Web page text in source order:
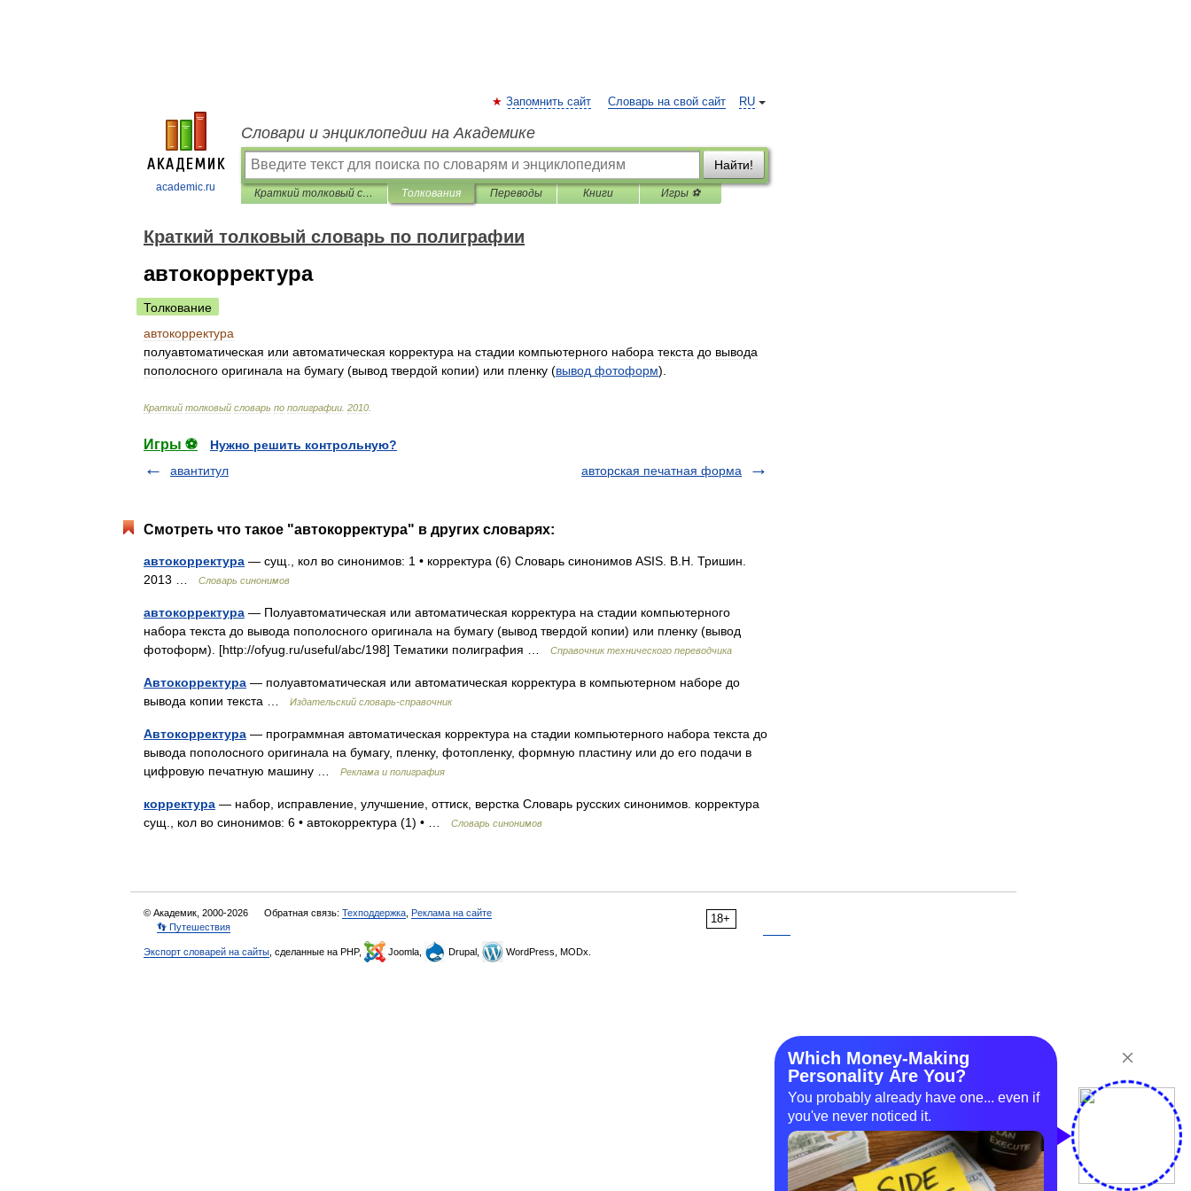
academic.ru
RU
Запомнить сайт Словарь на свой сайт
Словари и энциклопедии на Академике
Найти!
Краткий толковый словарь по полиграфии Толкования Переводы Книги Игры ⚽
Краткий толковый словарь по полиграфии
автокорректура
Толкование
автокорректура
полуавтоматическая или автоматическая корректура на стадии компьютерного набора текста до вывода
пополосного оригинала на бумагу (вывод твердой копии) или пленку (вывод фотоформ).
Краткий толковый словарь по полиграфии 2010
Игры ⚽
Нужно решить контрольную?
авантитул
авторская печатная форма
Смотреть что такое "автокорректура" в других словарях:
автокорректура — сущ., кол во синонимов: 1 • корректура (6) Словарь синонимов ASIS. В.Н. Тришин.
2013 …
Словарь синонимов
автокорректура — Полуавтоматическая или автоматическая корректура на стадии компьютерного
набора текста до вывода пополосного оригинала на бумагу (вывод твердой копии) или пленку (вывод
фотоформ). [http://ofyug.ru/useful/abc/198] Тематики полиграфия …
Справочник технического переводчика
Автокорректура — полуавтоматическая или автоматическая корректура в компьютерном наборе до
вывода копии текста …
Издательский словарь-справочник
Автокорректура — программная автоматическая корректура на стадии компьютерного набора текста до
вывода пополосного оригинала на бумагу, пленку, фотопленку, формную пластину или до его подачи в
цифровую печатную машину …
Реклама и полиграфия
корректура — набор, исправление, улучшение, оттиск, верстка Словарь русских синонимов. корректура
сущ., кол во синонимов: 6 • автокорректура (1) • …
Словарь синонимов
18+
© Академик, 2000-2026 Обратная связь: Техподдержка Реклама на сайте
👣 Путешествия
Экспорт словарей на сайты , сделанные на PHP, Joomla, Drupal, WordPress, MODx.